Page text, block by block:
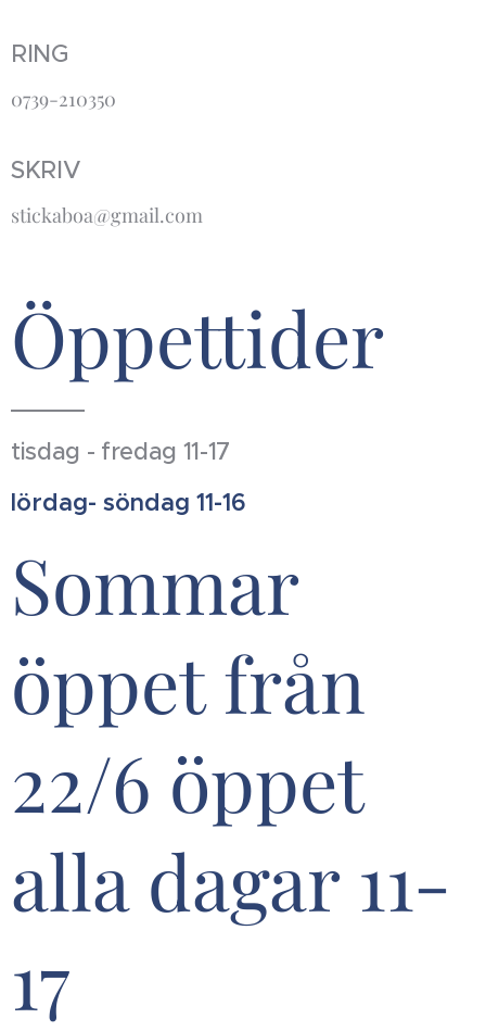
RING
0739-210350
SKRIV
stickaboa@gmail.com
Öppettider
tisdag - fredag 11-17
lördag- söndag 11-16
Sommar
öppet från
22/6 öppet
alla dagar 11-
17